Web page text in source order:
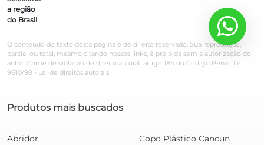
a região
do Brasil
O conteúdo do texto desta página é de direito reservado. Sua reprodução,
parcial ou total, mesmo citando nossos links, é proibida sem a autorização do
autor. Crime de violação de direito autoral  artigo 184 do Código Penal  Lei
9610/98 - Lei de direitos autorais.
Produtos mais buscados
Abridor
Copo Plástico Cancun